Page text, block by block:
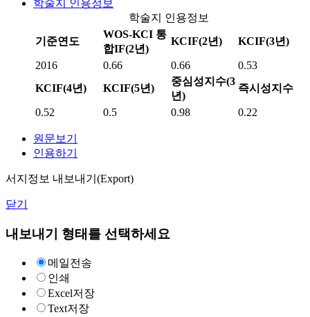
학술지 인용정보
학술지 인용정보
기준연도
WOS-KCI 통
합IF(2년)
KCIF(2년) KCIF(3년)
2016 0.66 0.66
0.53
KCIF(4년)
KCIF(5년)
중심성지수(3
년)
즉시성지수
0.52 0.5 0.98 0.22
원문보기
인용하기
서지정보 내보내기(Export)
닫기
내보내기 형태를 선택하세요
메일전송
인쇄
Excel저장
Text저장